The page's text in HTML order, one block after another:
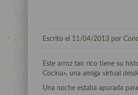
Escrito el 11/04/2013 por
Este arroz tan rico tiene su
Cocina», una amiga virtual
Una noche estaba apurada